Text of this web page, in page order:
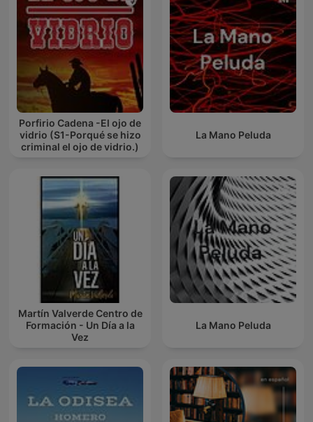
Porfirio Cadena -El ojo de
vidrio (S1-Porqué se hizo
criminal el ojo de vidrio.)
La Mano Peluda
Martín Valverde Centro de
Formación - Un Día a la
Vez
La Mano Peluda